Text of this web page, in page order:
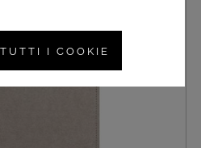
I COOKIE